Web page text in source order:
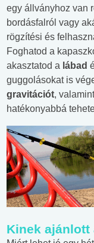
egy állványhoz van
bordásfalról vagy
rögzítési és
Foghatod a
akasztatod a lábad
guggolásokat is
gravitációt,
hatékonyabbá
Kinek ajánlott